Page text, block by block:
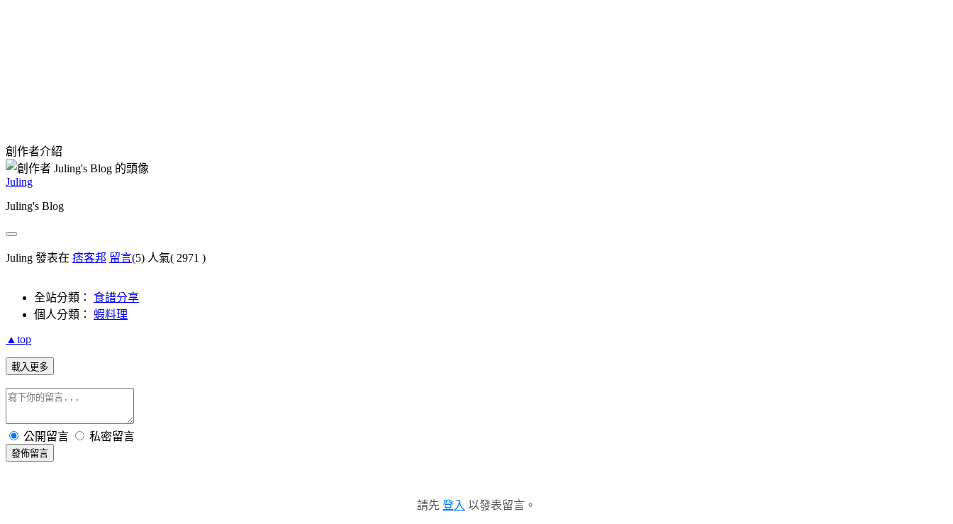
創作者介紹
Juling
Juling's Blog
Juling 發表在 痞客邦 留言(5) 人氣( 2971 )
全站分類： 食譜分享
個人分類： 蝦料理
▲top
載入更多
公開留言 私密留言
發佈留言
請先 登入 以發表留言。